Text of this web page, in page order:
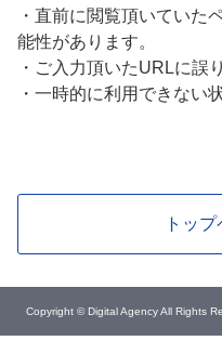
・ 直前に閲覧頂いていた
能性があります。
・ ご入力頂いたURLに誤
・ 一時的に利用できない
トッ
Copyright © Digital Agency All Rights